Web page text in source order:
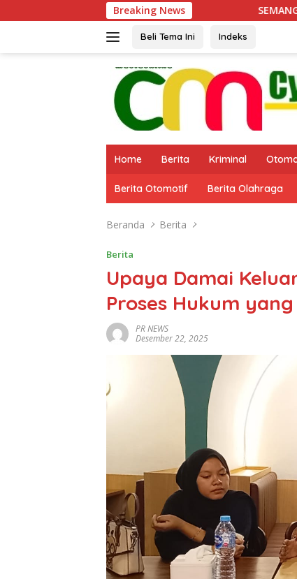
ke
Breaking News
SEMANGAT KEMANUSIAAN DI
Beli Tema Ini Indeks
Home Berita Kriminal
Berita Otomotif Berita Olahraga
Beranda Berita
Berita
Upaya Damai
Proses Hukum
PR NEWS
Desember 22, 2025